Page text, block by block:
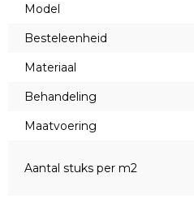
Model
Besteleenheid
Materiaal
Behandeling
Maatvoering
Aantal stuks per m2